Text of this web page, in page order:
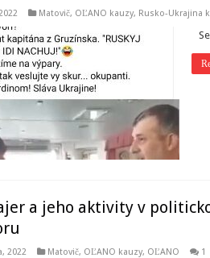
Matovič, OĽANO kauzy, Rusko-Ukrajina
a jeho aktivity v
2022 Matovič, OĽANO kauzy, OĽANO 1